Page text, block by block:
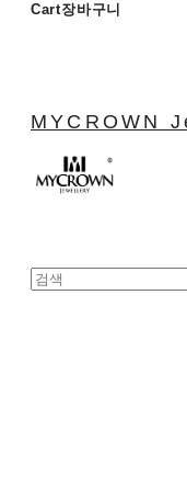
Cart장바구니
MYCROWN